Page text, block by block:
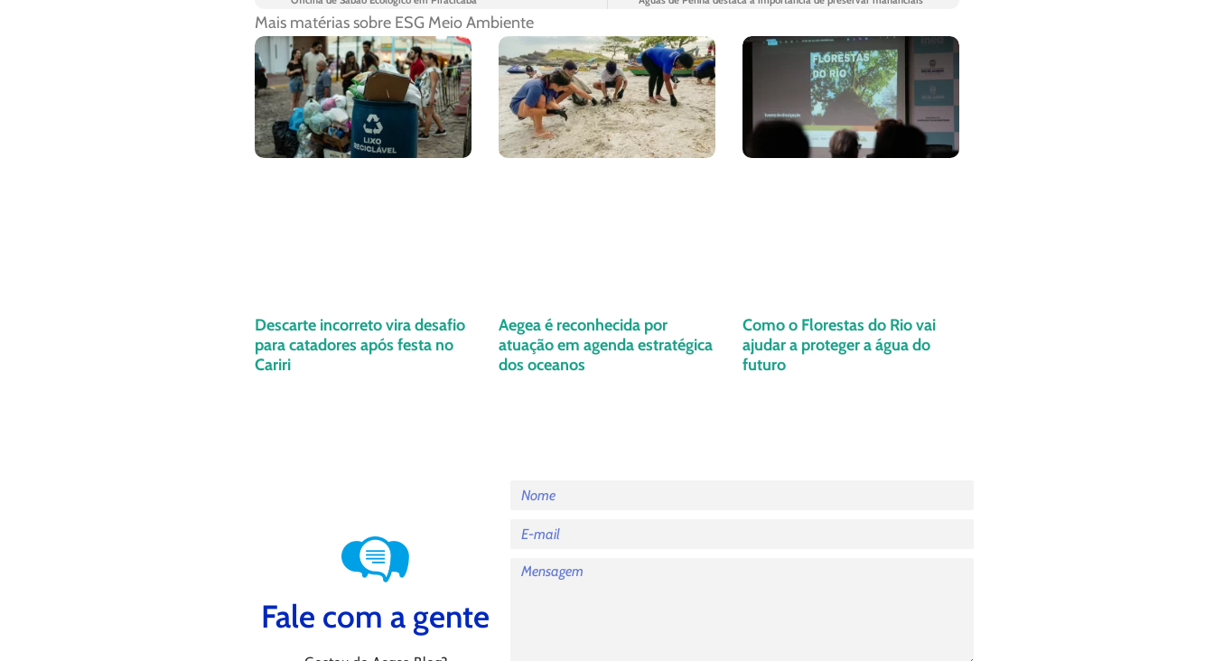
Mais matérias sobre ESG Meio Ambiente
Descarte incorreto vira desafio
para catadores após festa no
Cariri
Aegea é reconhecida por
atuação em agenda estratégica
dos oceanos
Como o Florestas do Rio vai
ajudar a proteger a água do
futuro
Fale com a gente